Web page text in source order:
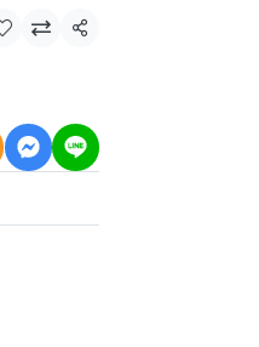
แชร์